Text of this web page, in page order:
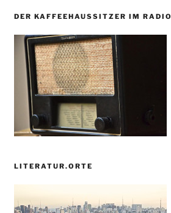
DER KAFFEEHAUSSITZER IM RADIO
LITERATUR.ORTE